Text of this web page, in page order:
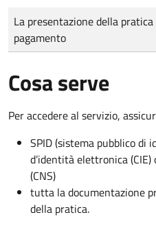
Tipo di pagamento
Importo
La presentazione della
pagamento
Cosa serve
Per accedere al servizio,
SPID (sistema pubblico di
d’identità elettronica
(CNS)
tutta la documentazione
della pratica.